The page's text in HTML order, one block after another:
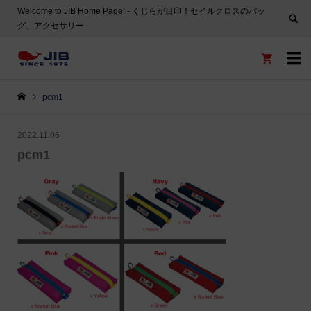
Welcome to JIB Home Page! ‐ くじらが目印！セイルクロスのバッ
グ、アクセサリー


pcm1
2022.11.06
pcm1